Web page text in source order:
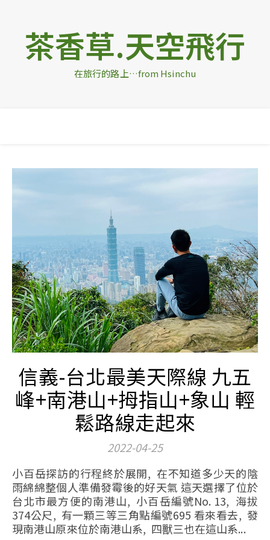
茶香草.天空飛行
在旅行的路上…from Hsinchu
信義-台北最美天際線 九五
峰+南港山+拇指山+象山 輕
鬆路線走起來
2022-04-25
小百岳探訪的行程終於展開, 在不知道多少天的陰
雨綿綿整個人準備發霉後的好天氣 這天選擇了位於
台北市最方便的南港山, 小百岳編號No. 13, 海拔
374公尺, 有一顆三等三角點編號695 看來看去, 發
現南港山原來位於南港山系, 四獸三也在這山系...